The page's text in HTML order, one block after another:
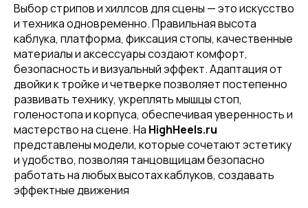
Выбор стрипов и хиллсов для сцены — это искусство
и техника одновременно. Правильная высота
каблука, платформа, фиксация стопы, качественные
материалы и аксессуары создают комфорт,
безопасность и визуальный эффект. Адаптация от
двойки к тройке и четверке позволяет постепенно
развивать технику, укреплять мышцы стоп,
голеностопа и корпуса, обеспечивая уверенность и
мастерство на сцене. На HighHeels.ru
представлены модели, которые сочетают эстетику
и удобство, позволяя танцовщицам безопасно
работать на любых высотах каблуков, создавать
эффектные движения